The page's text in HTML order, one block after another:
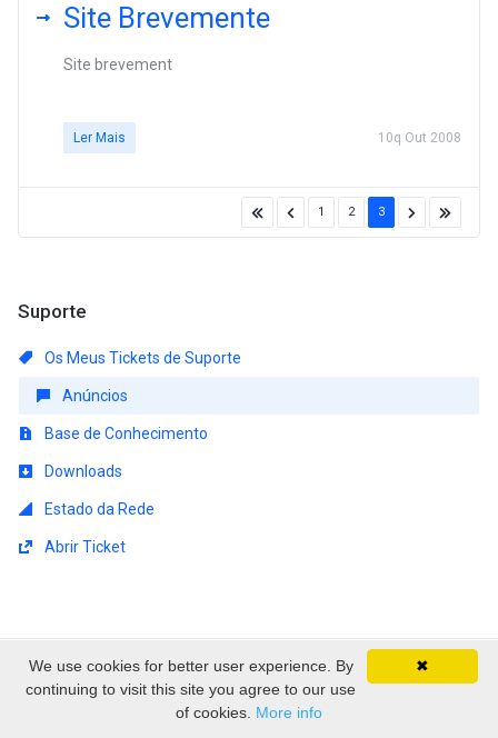
Site Brevemente
Site brevement
Ler Mais 10q Out 2008
1 2 3
Suporte
Os Meus Tickets de Suporte
Anúncios
Base de Conhecimento
Downloads
Estado da Rede
Abrir Ticket
Direitos autorais © 2026 EmpireSP - Serviços de
Alojamento. Todos os direitos reservados.
✖
We use cookies for better user experience. By
continuing to visit this site you agree to our use
of cookies. More info